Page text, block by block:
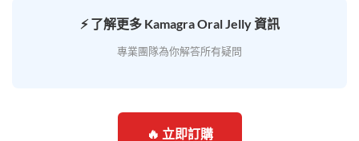
⚡ 了解更多 Kamagra Oral Jelly 資訊
專業團隊為你解答所有疑問
🔥 立即訂購